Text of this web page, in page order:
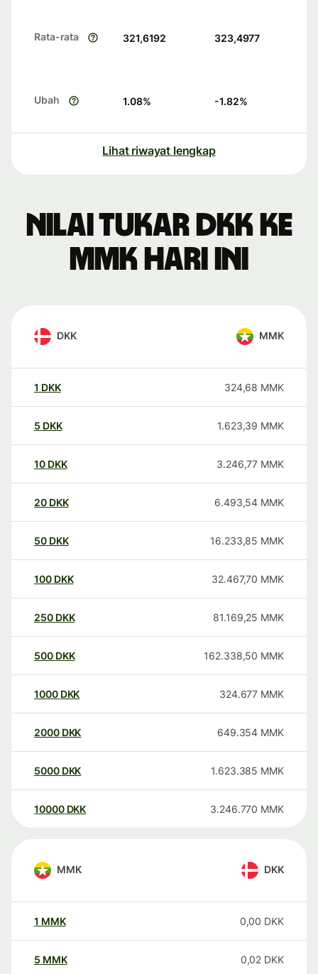
Rata-rata 321,6192 323,4977
Ubah 1.08% -1.82%
Lihat riwayat lengkap
Nilai tukar DKK ke
MMK hari ini
DKK MMK
1 DKK 324,68 MMK
5 DKK 1.623,39 MMK
10 DKK 3.246,77 MMK
20 DKK 6.493,54 MMK
50 DKK 16.233,85 MMK
100 DKK 32.467,70 MMK
250 DKK 81.169,25 MMK
500 DKK 162.338,50 MMK
1000 DKK 324.677 MMK
2000 DKK 649.354 MMK
5000 DKK 1.623.385 MMK
10000 DKK 3.246.770 MMK
MMK DKK
1 MMK 0,00 DKK
5 MMK 0,02 DKK